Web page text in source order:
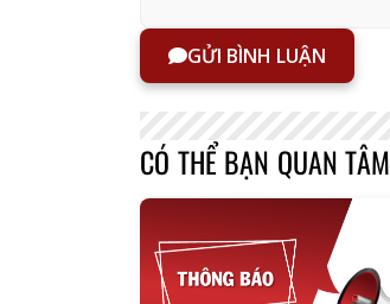
GỬI BÌNH LUẬN
CÓ THỂ BẠN QUAN TÂM